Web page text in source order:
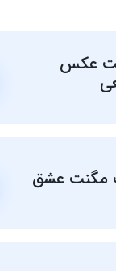
عکس
عشق